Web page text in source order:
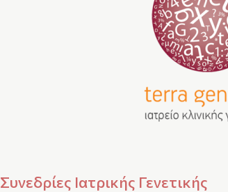
Συνεδρίες Ιατρικής Γενετικής